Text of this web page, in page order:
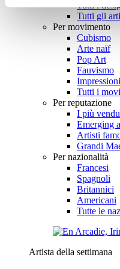
Tutti i
Tutti gli
Per movimento
Cubismo
Arte naïf
Pop Art
Fauvismo
Tutti i
Per reputazione
I più
Emerging
Artisti
Grandi
Per nazionalità
Francesi
Spagnoli
Britannici
Americani
Tutte le
Artista della settimana